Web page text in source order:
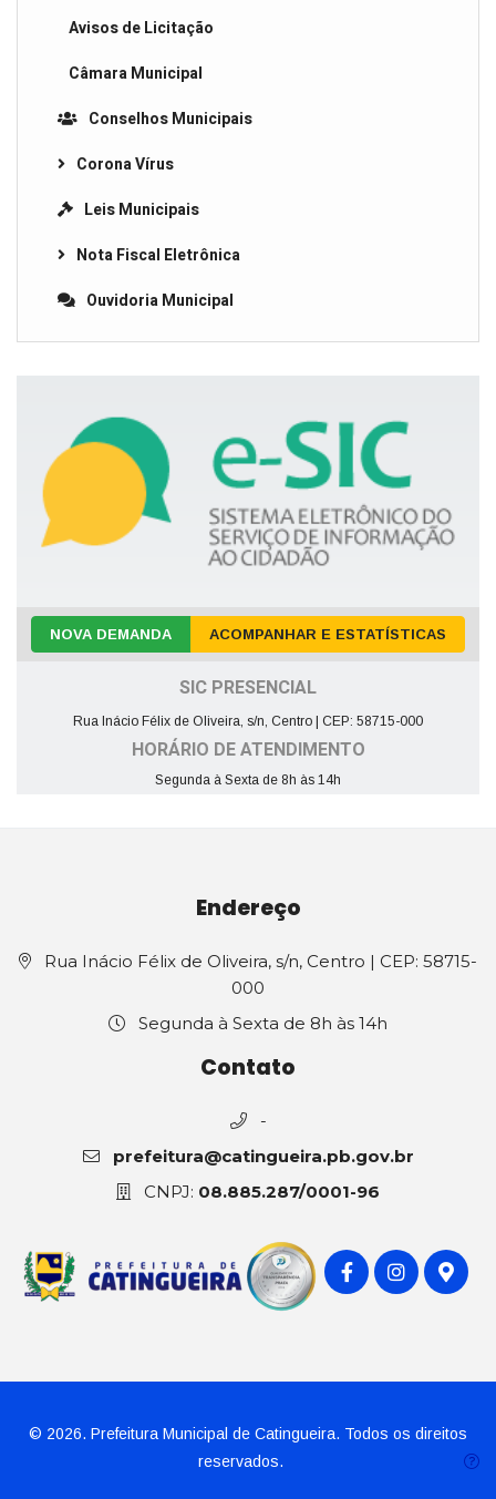
Avisos de Licitação
Câmara Municipal
Conselhos Municipais
Corona Vírus
Leis Municipais
Nota Fiscal Eletrônica
Ouvidoria Municipal
NOVA DEMANDA ACOMPANHAR E ESTATÍSTICAS
SIC PRESENCIAL
Rua Inácio Félix de Oliveira, s/n, Centro | CEP: 58715-000
HORÁRIO DE ATENDIMENTO
Segunda à Sexta de 8h às 14h
Endereço
Rua Inácio Félix de Oliveira, s/n, Centro | CEP: 58715-
000
Segunda à Sexta de 8h às 14h
Contato
-
prefeitura@catingueira.pb.gov.br
CNPJ: 08.885.287/0001-96
© 2026. Prefeitura Municipal de Catingueira. Todos os direitos
reservados.